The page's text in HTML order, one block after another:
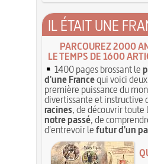
IL ÉTAIT UNE
PARCOUREZ 2000
LE TEMPS DE 1600
1400 pages brossant le
d'une Francequi voici
première puissance du
divertissante et instructive
racines, de découvrir toute
notre passé, de
d'entrevoir lefutur d'un